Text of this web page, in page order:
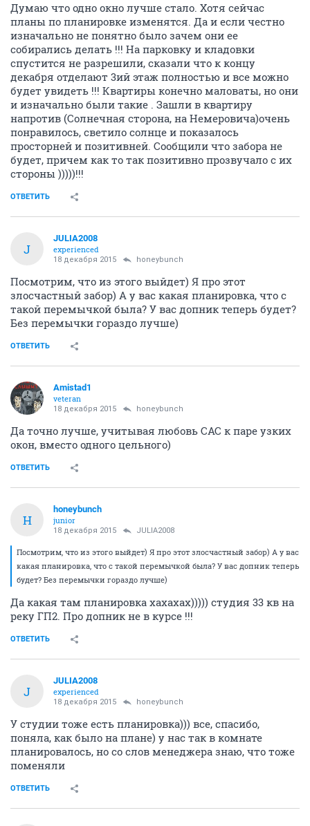
Думаю что одно окно лучше стало. Хотя сейчас
планы по планировке изменятся. Да и если честно
изначально не понятно было зачем они ее
собирались делать !!! На парковку и кладовки
спустится не разрешили, сказали что к концу
декабря отделают 3ий этаж полностью и все можно
будет увидеть !!! Квартиры конечно маловаты, но они
и изначально были такие . Зашли в квартиру
напротив (Солнечная сторона, на Немеровича)очень
понравилось, светило солнце и показалось
просторней и позитивней. Сообщили что забора не
будет, причем как то так позитивно прозвучало с их
стороны )))))!!!
ОТВЕТИТЬ
J
JULIA2008
experienced
18 декабря 2015 honeybunch
Посмотрим, что из этого выйдет) Я про этот
злосчастный забор) А у вас какая планировка, что с
такой перемычкой была? У вас допник теперь будет?
Без перемычки гораздо лучше)
ОТВЕТИТЬ
Amistad1
veteran
18 декабря 2015 honeybunch
Да точно лучше, учитывая любовь САС к паре узких
окон, вместо одного цельного)
ОТВЕТИТЬ
H
honeybunch
junior
18 декабря 2015 JULIA2008
Посмотрим, что из этого выйдет) Я про этот злосчастный забор) А у вас
какая планировка, что с такой перемычкой была? У вас допник теперь
будет? Без перемычки гораздо лучше)
Да какая там планировка хахахах))))) студия 33 кв на
реку ГП2. Про допник не в курсе !!!
ОТВЕТИТЬ
J
JULIA2008
experienced
18 декабря 2015 honeybunch
У студии тоже есть планировка))) все, спасибо,
поняла, как было на плане) у нас так в комнате
планировалось, но со слов менеджера знаю, что тоже
поменяли
ОТВЕТИТЬ